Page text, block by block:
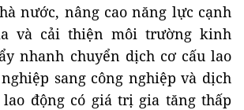
nước, nâng cao năng lực cạnh
và cải thiện môi trường kinh
nhanh chuyển dịch cơ cấu lao
sang công nghiệp và dịch
động có giá trị gia tăng thấp